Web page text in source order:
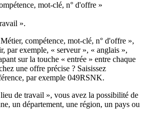
mot-clé, n° d'offre »
».
compétence, mot-clé, n° d'offre »,
par exemple, « serveur », « anglais »,
sur la touche « entrée » entre chaque
une offre précise ? Saisissez
par exemple 049RSNK.
de travail », vous avez la possibilité de
un département, une région, un pays ou